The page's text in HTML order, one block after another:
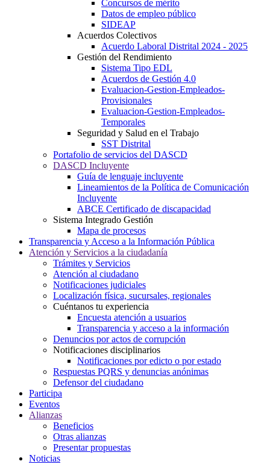
Concursos de mérito
Datos de empleo público
SIDEAP
Acuerdos Colectivos
Acuerdo Laboral Distrital 2024 - 2025
Gestión del Rendimiento
Sistema Tipo EDL
Acuerdos de Gestión 4.0
Evaluacion-Gestion-Empleados-
Provisionales
Evaluacion-Gestion-Empleados-
Temporales
Seguridad y Salud en el Trabajo
SST Distrital
Portafolio de servicios del DASCD
DASCD Incluyente
Guía de lenguaje incluyente
Lineamientos de la Política de Comunicación
Incluyente
ABCE Certificado de discapacidad
Sistema Integrado Gestión
Mapa de procesos
Transparencia y Acceso a la Información Pública
Atención y Servicios a la ciudadanía
Trámites y Servicios
Atención al ciudadano
Notificaciones judiciales
Localización física, sucursales, regionales
Cuéntanos tu experiencia
Encuesta atención a usuarios
Transparencia y acceso a la información
Denuncios por actos de corrupción
Notificaciones disciplinarios
Notificaciones por edicto o por estado
Respuestas PQRS y denuncias anónimas
Defensor del ciudadano
Participa
Eventos
Alianzas
Beneficios
Otras alianzas
Presentar propuestas
Noticias